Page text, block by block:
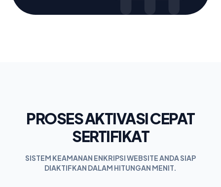
PROSES AKTIVASI CEPAT
SERTIFIKAT
SISTEM KEAMANAN ENKRIPSI WEBSITE ANDA SIAP
DIAKTIFKAN DALAM HITUNGAN MENIT.